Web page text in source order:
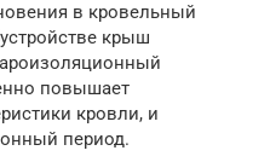
в кровельный
крыш
повышает
кровли, и
период.